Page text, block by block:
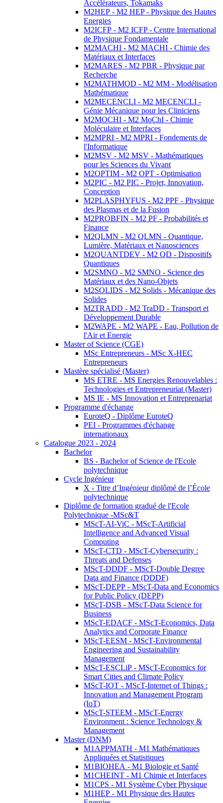
Accélérateurs, Tokamaks
M2HEP - M2 HEP - Physique des Hautes
Energies
M2ICFP - M2 ICFP - Centre International
de Physique Fondamentale
M2MACHI - M2 MACHI - Chimie des
Matériaux et Interfaces
M2MARES - M2 PBR - Physique par
Recherche
M2MATHMOD - M2 MM - Modélisation
Mathématique
M2MECENCLI - M2 MECENCLI -
Génie Mécanique pour les Cliniciens
M2MOCHI - M2 MoChI - Chimie
Moléculaire et Interfaces
M2MPRI - M2 MPRI - Fondements de
l'Informatique
M2MSV - M2 MSV - Mathématiques
pour les Sciences du Vivant
M2OPTIM - M2 OPT - Optimisation
M2PIC - M2 PIC - Projet, Innovation,
Conception
M2PLASPHYFUS - M2 PPF - Physique
des Plasmas et de la Fusion
M2PROBFIN - M2 PF - Probabilités et
Finance
M2QLMN - M2 QLMN - Quantique,
Lumière, Matériaux et Nanosciences
M2QUANTDEV - M2 QD - Dispositifs
Quantiques
M2SMNO - M2 SMNO - Science des
Matériaux et des Nano-Objets
M2SOLIDS - M2 Solids - Mécanique des
Solides
M2TRADD - M2 TraDD - Transport et
Développement Durable
M2WAPE - M2 WAPE - Eau, Pollution de
l'Air et Energie
Master of Science (CGE)
MSc Entrepreneurs - MSc X-HEC
Entrepreneurs
Mastère spécialisé (Master)
MS ETRE - MS Energies Renouvelables :
Technologies et Entrepreneuriat (Master)
MS IE - MS Innovation et Entreprenariat
Programme d'échange
EuroteQ - Diplôme EuroteQ
PEI - Programmes d'échange
internationaux
Catalogue 2023 - 2024
Bachelor
BS - Bachelor of Science de l'Ecole
polytechnique
Cycle Ingénieur
X - Titre d’Ingénieur diplômé de l’École
polytechnique
Diplôme de formation gradué de l'Ecole
Polytechnique -MSc&T
MScT-AI-ViC - MScT-Artificial
Intelligence and Advanced Visual
Computing
MScT-CTD - MScT-Cybersecurity :
Threats and Defenses
MScT-DDDF - MScT-Double Degree
Data and Finance (DDDF)
MScT-DEPP - MScT-Data and Economics
for Public Policy (DEPP)
MScT-DSB - MScT-Data Science for
Business
MScT-EDACF - MScT-Economics, Data
Analytics and Corporate Finance
MScT-EESM - MScT-Environmental
Engineering and Sustainability
Management
MScT-ESCLiP - MScT-Economics for
Smart Cities and Climate Policy
MScT-IOT - MScT-Internet of Things :
Innovation and Management Program
(IoT)
MScT-STEEM - MScT-Energy
Environment : Science Technology &
Management
Master (DNM)
M1APPMATH - M1 Mathématiques
Appliquées et Statistiques
M1BIOHEA - M1 Biologie et Santé
M1CHEINT - M1 Chimie et Interfaces
M1CPS - M1 Système Cyber Physique
M1HEP - M1 Physique des Hautes